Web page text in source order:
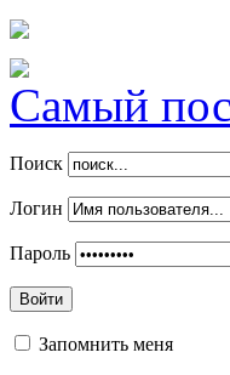
Самый
Поиск
Логин
Пароль
Войти
Запомнить меня